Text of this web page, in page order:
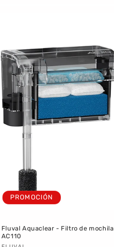
PROMOCIÓN
Fluval Aquaclear - Filtro de mochila
AC110